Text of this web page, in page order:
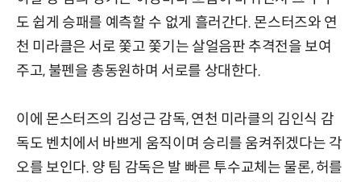
도 쉽게 승패를 예측할 수 없게 흘러간다. 몬스터즈와 연
천 미라클은 서로 쫓고 쫓기는 살얼음판 추격전을 보여
주고, 불펜을 총동원하며 서로를 상대한다.
이에 몬스터즈의 김성근 감독, 연천 미라클의 김인식 감
독도 벤치에서 바쁘게 움직이며 승리를 움켜쥐겠다는 각
오를 보인다. 양 팀 감독은 발 빠른 투수교체는 물론, 허를